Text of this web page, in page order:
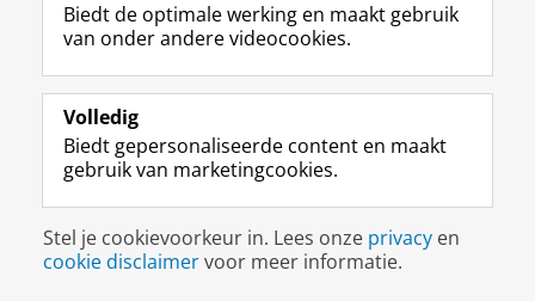
e
b
o
p
a
i
n
a
k
e
I
-
p
g
i
n
-
f
e
R
k
s
u
t
r
m
c
c
o
T
e
k
a
a
Studiekiezers
Alumni
Over ons
Disclaimer & Copyright
Inloggen
Biedt de optimale werking en maakt gebruik
van onder andere videocookies.
Volledig
Biedt gepersonaliseerde content en maakt
gebruik van marketingcookies.
Stel je cookievoorkeur in. Lees onze privacy en
cookie disclaimervoor meer informatie.